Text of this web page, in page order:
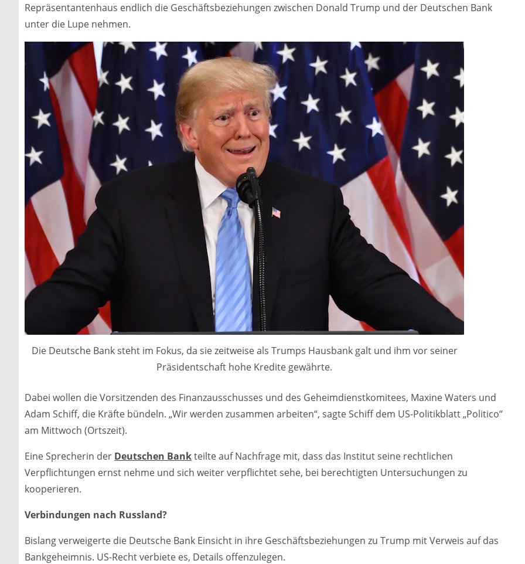
Repräsentantenhaus endlich die Geschäftsbeziehungen zwischen Donald Trump und der Deutschen Bank
unter die Lupe nehmen.
Die Deutsche Bank steht im Fokus, da sie zeitweise als Trumps Hausbank galt und ihm vor seiner
Präsidentschaft hohe Kredite gewährte.
Dabei wollen die Vorsitzenden des Finanzausschusses und des Geheimdienstkomitees, Maxine Waters und
Adam Schiff, die Kräfte bündeln. „Wir werden zusammen arbeiten“, sagte Schiff dem US-Politikblatt „Politico“
am Mittwoch (Ortszeit).
Eine Sprecherin der Deutschen Bankteilte auf Nachfrage mit, dass das Institut seine rechtlichen
Verpflichtungen ernst nehme und sich weiter verpflichtet sehe, bei berechtigten Untersuchungen zu
kooperieren.
Verbindungen nach Russland?
Bislang verweigerte die Deutsche Bank Einsicht in ihre Geschäftsbeziehungen zu Trump mit Verweis auf das
Bankgeheimnis. US-Recht verbiete es, Details offenzulegen.